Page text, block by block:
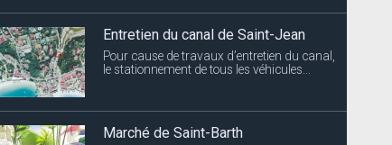
Entretien du canal de Saint-Jean
Pour cause de travaux d’entretien du canal,
le stationnement de tous les véhicules...
Marché de Saint-Barth